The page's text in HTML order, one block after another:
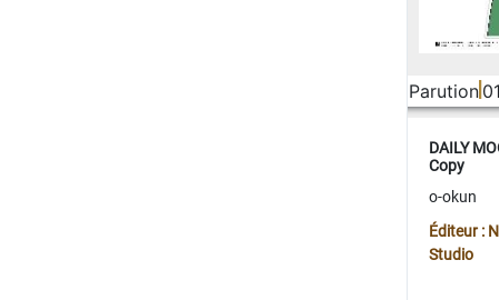
Parution
DAILY
Copy
o-okun
Éditeur :
Studio